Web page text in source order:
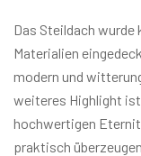
Das Steildach
Materialien
modern und
weiteres Highlight ist
hochwertigen
praktisch überzeugen.